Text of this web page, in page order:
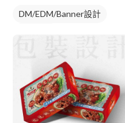
DM/EDM/Banner設計